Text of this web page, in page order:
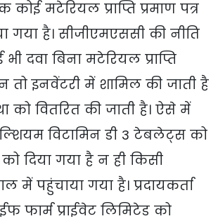
मटेरियल प्राप्ति प्रमाण पत्र
गया है। सीजीएमएससी की नीति
दवा बिना मटेरियल प्राप्ति
तो इनवेंटरी में शामिल की जाती है
को वितरित की जाती है। ऐसे में
विटामिन डी 3 टेबलेट्स को
दिया गया है न ही किसी
में पहुंचाया गया है। प्रदायकर्ता
फार्म प्राईवेट लिमिटेड को